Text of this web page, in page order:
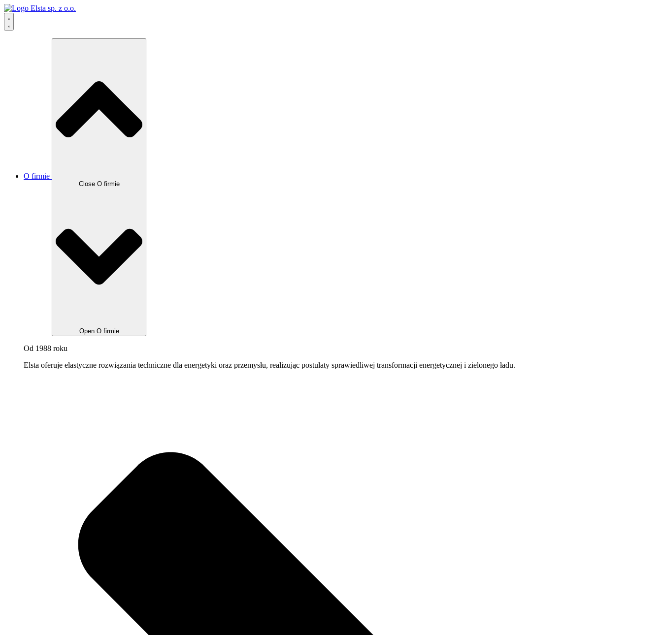
O firmie
Close O firmie
Open O firmie
Od 1988 roku
Elsta oferuje elastyczne rozwiązania techniczne dla energetyki oraz przemysłu, realizując postulaty sprawiedliwej transformacji energetycznej i zielonego ładu.